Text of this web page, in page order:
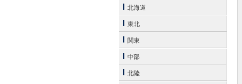
北海道
東北
関東
中部
北陸